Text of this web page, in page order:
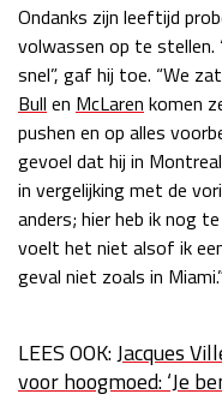
Kwalificatie
Race
Ondanks zijn leeftijd
volwassen op te stellen.
snel”, gaf hij toe. “We
Bull en McLaren komen
pushen en op alles
gevoel dat hij in
in vergelijking met de
anders; hier heb ik nog
voelt het niet alsof ik
geval niet zoals in
LEES OOK:Jacques
voor hoogmoed: ‘Je